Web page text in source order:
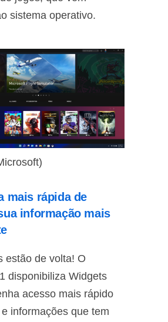
sistema operativo.
mais rápida de
informação mais
estão de volta! O
disponibiliza Widgets
acesso mais rápido
informações que tem